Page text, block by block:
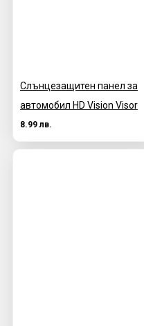
Слънцезащитен панел за
автомобил HD Vision Visor
8.99 лв.